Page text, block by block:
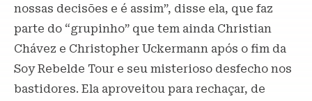
nossas decisões e é assim”, disse ela, que faz
parte do “grupinho” que tem ainda Christian
Chávez e Christopher Uckermann após o fim da
Soy Rebelde Tour e seu misterioso desfecho nos
bastidores. Ela aproveitou para rechaçar, de